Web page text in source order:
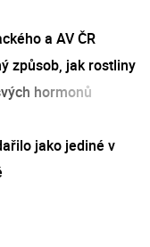
a AV ČR
způsob, jak rostliny
hormonů
jako jediné v